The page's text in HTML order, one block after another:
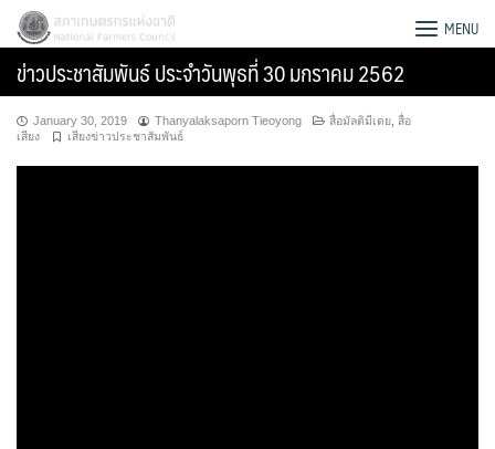
Skip
content
สภาเกษตรกรแห่งชาติ MENU
ข่าวประชาสัมพันธ์ ประจำวันพุธที่ 30 มกราคม 2562
January 30, 2019 Thanyalaksaporn Tieoyong สื่อมัลติมีเดย สื่อ
เสียง
เสียงข่าวประชาสัมพันธ์